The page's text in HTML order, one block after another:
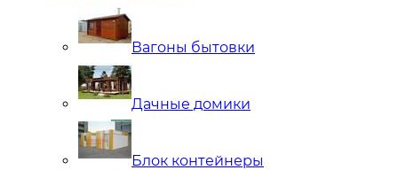
Вагоны бытовки
Дачные домики
Блок контейнеры